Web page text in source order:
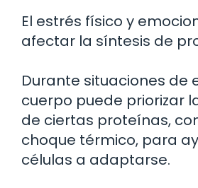
El estrés físico y
afectar la síntesis de
Durante situaciones de
cuerpo puede priorizar
de ciertas proteínas,
choque térmico, para
células a adaptarse.